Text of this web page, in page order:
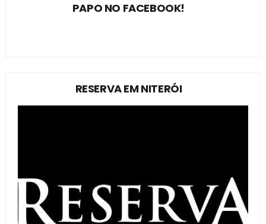
PAPO NO FACEBOOK!
RESERVA EM NITERÓI